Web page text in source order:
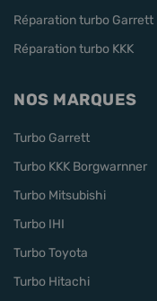
Réparation turbo Garrett
Réparation turbo KKK
NOS MARQUES
Turbo Garrett
Turbo KKK Borgwarnner
Turbo Mitsubishi
Turbo IHI
Turbo Toyota
Turbo Hitachi